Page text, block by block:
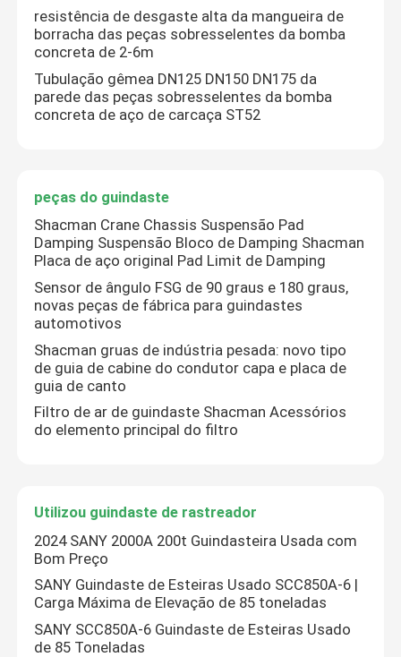
resistência de desgaste alta da mangueira de
borracha das peças sobresselentes da bomba
concreta de 2-6m
Tubulação gêmea DN125 DN150 DN175 da
parede das peças sobresselentes da bomba
concreta de aço de carcaça ST52
peças do guindaste
Shacman Crane Chassis Suspensão Pad
Damping Suspensão Bloco de Damping Shacman
Placa de aço original Pad Limit de Damping
Sensor de ângulo FSG de 90 graus e 180 graus,
novas peças de fábrica para guindastes
automotivos
Shacman gruas de indústria pesada: novo tipo
de guia de cabine do condutor capa e placa de
guia de canto
Filtro de ar de guindaste Shacman Acessórios
do elemento principal do filtro
Utilizou guindaste de rastreador
2024 SANY 2000A 200t Guindasteira Usada com
Bom Preço
SANY Guindaste de Esteiras Usado SCC850A-6 |
Carga Máxima de Elevação de 85 toneladas
SANY SCC850A-6 Guindaste de Esteiras Usado
de 85 Toneladas